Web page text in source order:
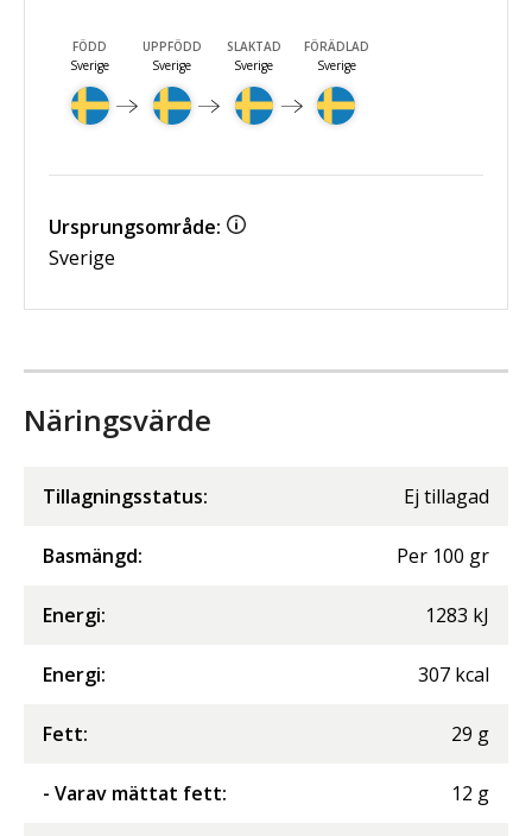
FÖDD
Sverige
UPPFÖDD
Sverige
SLAKTAD
Sverige
FÖRÄDLAD
Sverige
Ursprungsområde:
Sverige
Näringsvärde
Tillagningsstatus: Ej tillagad
Basmängd: Per 100 gr
Energi: 1283 kJ
Energi: 307 kcal
Fett: 29 g
- Varav mättat fett: 12 g